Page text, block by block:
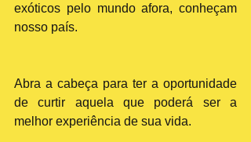
exóticos pelo mundo afora, conheçam
nosso país.
Abra a cabeça para ter a oportunidade
de curtir aquela que poderá ser a
melhor experiência de sua vida.